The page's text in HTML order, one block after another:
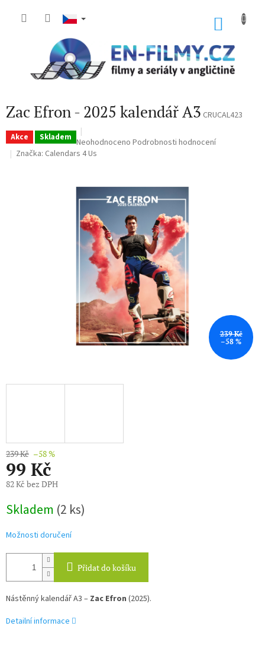
Zac Efron - 2025 kalendář A3 CRUCAL423
Akce Skladem Průměrné
hodnocení
0,0
z
hvězdiček.
Neohodnoceno Podrobnosti hodnocení
Značka: Calendars 4 Us
239 Kč
–58 %
239 Kč –58 %
99 Kč
82 Kč bez DPH
cena:
Skladem (2 ks)
Možnosti doručení
Přidat do košíku
Nástěnný kalendář A3 – Zac Efron (2025).
Detailní informace